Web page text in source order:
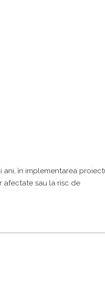
ani, în implementarea
afectate sau la risc de